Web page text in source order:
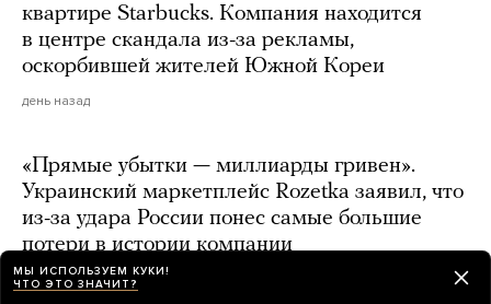
квартире Starbucks. Компания находится
в центре скандала из-за рекламы,
оскорбившей жителей Южной Кореи
день назад
«Прямые убытки — миллиарды гривен».
Украинский маркетплейс Rozetka заявил, что
из-за удара России понес самые большие
потери в истории компании
день назад
МЫ ИСПОЛЬЗУЕМ КУКИ!
ЧТО ЭТО ЗНАЧИТ?